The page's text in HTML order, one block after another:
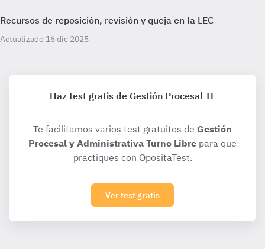
Recursos de reposición, revisión y queja en la LEC
Actualizado 16 dic 2025
Haz test gratis de Gestión Procesal TL
Te facilitamos varios test gratuitos de Gestión
Procesal y Administrativa Turno Libre para que
practiques con OpositaTest.
Ver test gratis